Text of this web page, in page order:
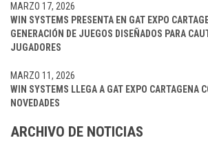
WIN SYSTEMS PRESENTA EN GAT EXPO
GENERACIÓN DE JUEGOS DISEÑADOS PARA
JUGADORES
MARZO 17, 2026
WIN SYSTEMS LLEGA A GAT EXPO CARTAGENA
NOVEDADES
MARZO 11, 2026
ARCHIVO DE NOTICIAS